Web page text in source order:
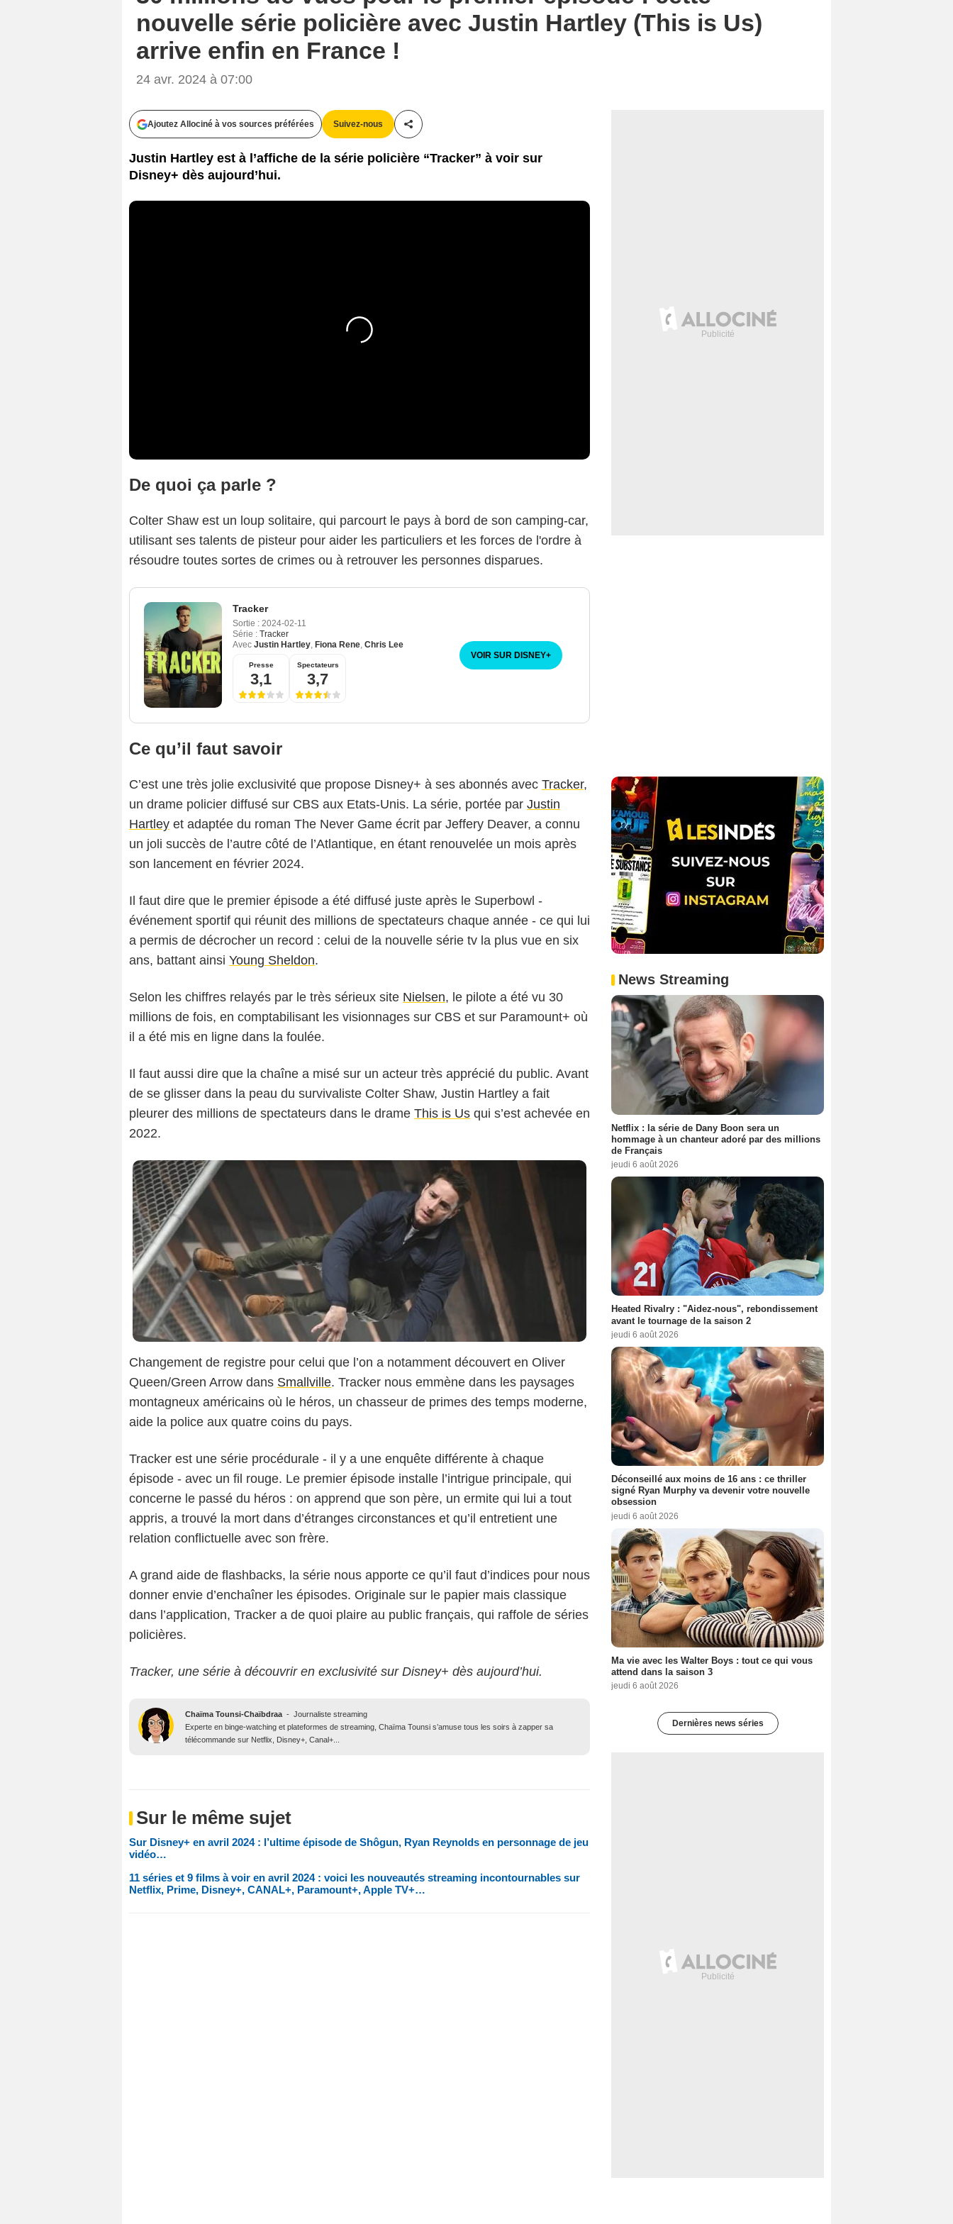
nouvelle série policière avec Justin Hartley (This is Us)
arrive enfin en France !
24 avr. 2024 à 07:00
Ajoutez Allociné à vos sources préférées Suivez-nous
Partager cet article
Justin Hartley est à l’affiche de la série policière “Tracker” à voir sur
Disney+ dès aujourd’hui.
De quoi ça parle ?
Colter Shaw est un loup solitaire, qui parcourt le pays à bord de son camping-car,
utilisant ses talents de pisteur pour aider les particuliers et les forces de l'ordre à
résoudre toutes sortes de crimes ou à retrouver les personnes disparues.
Tracker
Sortie : 2024-02-11
Série : Tracker
Avec Justin Hartley, Fiona Rene, Chris Lee
Presse
3,1
Spectateurs
3,7
VOIR SUR DISNEY+
Ce qu’il faut savoir
C’est une très jolie exclusivité que propose Disney+ à ses abonnés avec Tracker,
un drame policier diffusé sur CBS aux Etats-Unis. La série, portée par Justin
Hartley et adaptée du roman The Never Game écrit par Jeffery Deaver, a connu
un joli succès de l’autre côté de l’Atlantique, en étant renouvelée un mois après
son lancement en février 2024.
Il faut dire que le premier épisode a été diffusé juste après le Superbowl -
événement sportif qui réunit des millions de spectateurs chaque année - ce qui lui
a permis de décrocher un record : celui de la nouvelle série tv la plus vue en six
ans, battant ainsi Young Sheldon.
Selon les chiffres relayés par le très sérieux site Nielsen, le pilote a été vu 30
millions de fois, en comptabilisant les visionnages sur CBS et sur Paramount+ où
il a été mis en ligne dans la foulée.
Il faut aussi dire que la chaîne a misé sur un acteur très apprécié du public. Avant
de se glisser dans la peau du survivaliste Colter Shaw, Justin Hartley a fait
pleurer des millions de spectateurs dans le drame This is Us qui s’est achevée en
2022.
Changement de registre pour celui que l’on a notamment découvert en Oliver
Queen/Green Arrow dans Smallville. Tracker nous emmène dans les paysages
montagneux américains où le héros, un chasseur de primes des temps moderne,
aide la police aux quatre coins du pays.
Tracker est une série procédurale - il y a une enquête différente à chaque
épisode - avec un fil rouge. Le premier épisode installe l’intrigue principale, qui
concerne le passé du héros : on apprend que son père, un ermite qui lui a tout
appris, a trouvé la mort dans d’étranges circonstances et qu’il entretient une
relation conflictuelle avec son frère.
A grand aide de flashbacks, la série nous apporte ce qu’il faut d’indices pour nous
donner envie d’enchaîner les épisodes. Originale sur le papier mais classique
dans l’application, Tracker a de quoi plaire au public français, qui raffole de séries
policières.
Tracker, une série à découvrir en exclusivité sur Disney+ dès aujourd’hui.
Chaïma Tounsi-Chaïbdraa - Journaliste streaming
Experte en binge-watching et plateformes de streaming, Chaïma Tounsi s’amuse tous les soirs à zapper sa
télécommande sur Netflix, Disney+, Canal+...
Sur le même sujet
Sur Disney+ en avril 2024 : l’ultime épisode de Shôgun, Ryan Reynolds en personnage de jeu
vidéo…
11 séries et 9 films à voir en avril 2024 : voici les nouveautés streaming incontournables sur
Netflix, Prime, Disney+, CANAL+, Paramount+, Apple TV+…
News Streaming
Netflix : la série de Dany Boon sera un
hommage à un chanteur adoré par des millions
de Français
jeudi 6 août 2026
Heated Rivalry : "Aidez-nous", rebondissement
avant le tournage de la saison 2
jeudi 6 août 2026
Déconseillé aux moins de 16 ans : ce thriller
signé Ryan Murphy va devenir votre nouvelle
obsession
jeudi 6 août 2026
Ma vie avec les Walter Boys : tout ce qui vous
attend dans la saison 3
jeudi 6 août 2026
Dernières news séries